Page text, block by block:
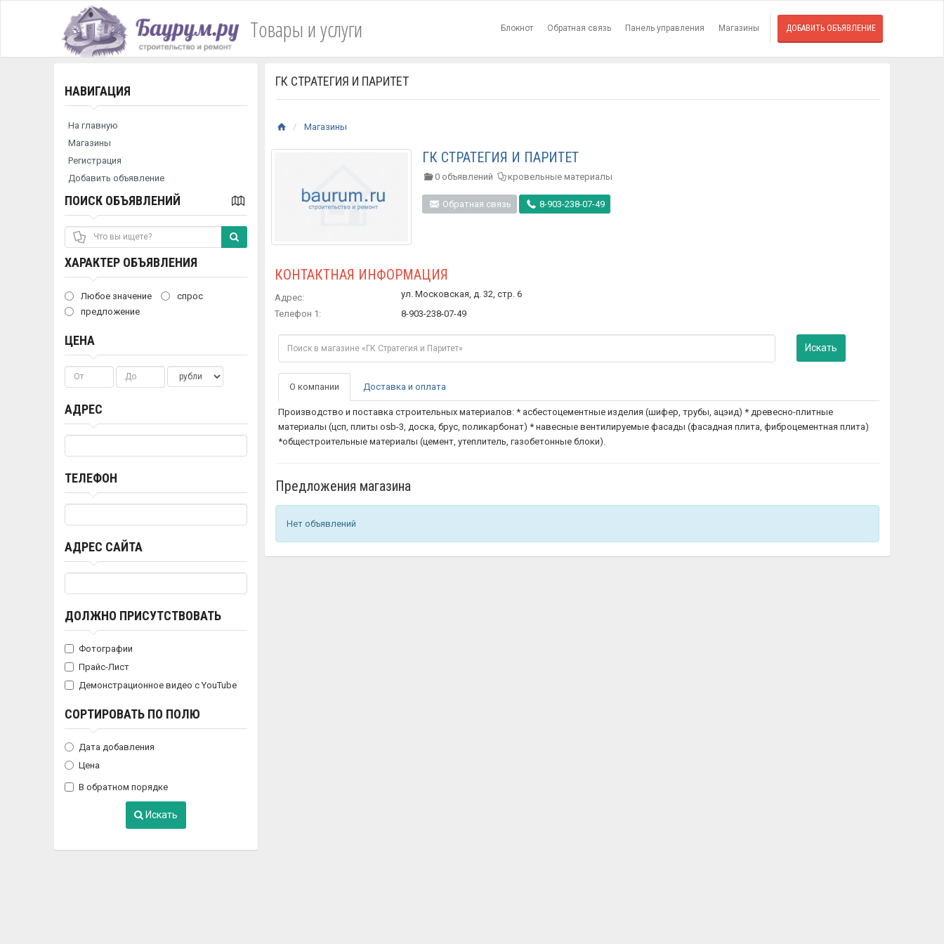
Товары и услуги Блокнот Обратная связь Панель управления Магазины ДОБАВИТЬ ОБЪЯВЛЕНИЕ
НАВИГАЦИЯ
На главную
Магазины
Регистрация
Добавить объявление
ПОИСК ОБЪЯВЛЕНИЙ
ХАРАКТЕР ОБЪЯВЛЕНИЯ
Любое значение
спрос
предложение
ЦЕНА
АДРЕС
ТЕЛЕФОН
АДРЕС САЙТА
ДОЛЖНО ПРИСУТСТВОВАТЬ
Фотографии
Прайс-Лист
Демонстрационное видео с YouTube
СОРТИРОВАТЬ ПО ПОЛЮ
Дата добавления
Цена
В обратном порядке
Искать
ГК СТРАТЕГИЯ И ПАРИТЕТ
Магазины
ГК СТРАТЕГИЯ И ПАРИТЕТ
0 объявлений кровельные материалы
Обратная связь 8-903-238-07-49
КОНТАКТНАЯ ИНФОРМАЦИЯ
Адрес:
ул. Московская, д. 32, стр. 6
Телефон 1:
8-903-238-07-49
Искать
О компании Доставка и оплата
Производство и поставка строительных материалов: * асбестоцементные изделия (шифер, трубы, ацэид) * древесно-плитные
материалы (цсп, плиты osb-3, доска, брус, поликарбонат) * навесные вентилируемые фасады (фасадная плита, фиброцементная плита)
*общестроительные материалы (цемент, утеплитель, газобетонные блоки).
Предложения магазина
Нет объявлений